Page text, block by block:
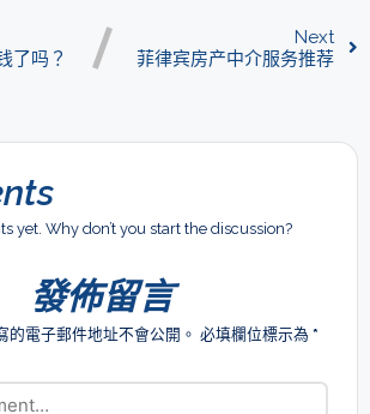
了吗？
Next
菲律宾房产中介服务推荐
yet. Why don’t you start the discussion?
發佈留言
的電子郵件地址不會公開。 必填欄位標示為 *